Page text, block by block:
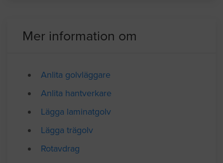
Mer information om
Anlita golvläggare
Anlita hantverkare
Lägga laminatgolv